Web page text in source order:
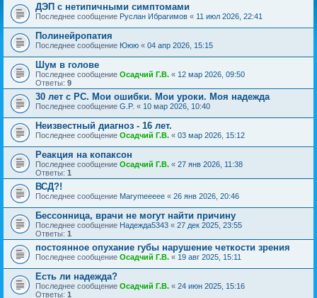
ДЭП с нетипичными симптомами
Последнее сообщение Руслан Ибрагимов « 11 июл 2026, 22:41
Полинейропатия
Последнее сообщение Ююю « 04 апр 2026, 15:15
Шум в голове
Последнее сообщение Осадчий Г.В. « 12 мар 2026, 09:50
Ответы: 9
30 лет с РС. Мои ошибки. Мои уроки. Моя надежда
Последнее сообщение G.P. « 10 мар 2026, 10:40
Неизвестный диагноз - 16 лет.
Последнее сообщение Осадчий Г.В. « 03 мар 2026, 15:12
Реакция на копаксон
Последнее сообщение Осадчий Г.В. « 27 янв 2026, 11:38
Ответы: 1
ВСД?!
Последнее сообщение Marymeeeee « 26 янв 2026, 20:46
Бессонница, врачи не могут найти причину
Последнее сообщение Надежда5343 « 27 дек 2025, 23:55
Ответы: 1
постоянное опухание губы нарушение четкости зрения
Последнее сообщение Осадчий Г.В. « 19 авг 2025, 15:11
Есть ли надежда?
Последнее сообщение Осадчий Г.В. « 24 июн 2025, 15:16
Ответы: 1